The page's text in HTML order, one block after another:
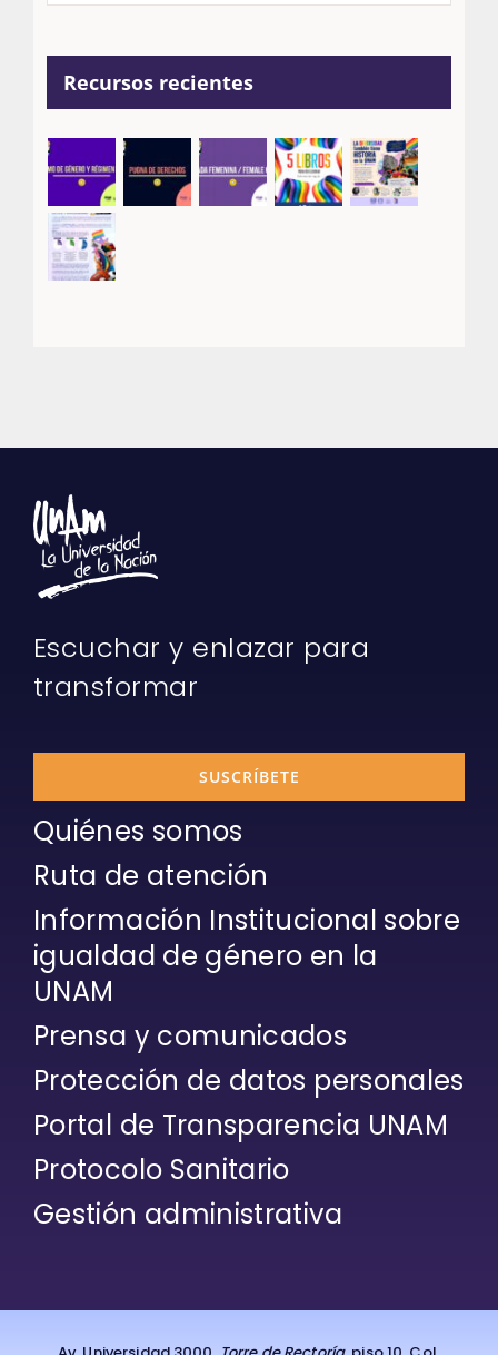
Recursos recientes
Escuchar y enlazar para
transformar
SUSCRÍBETE
Quiénes somos
Ruta de atención
Información Institucional sobre
igualdad de género en la
UNAM
Prensa y comunicados
Protección de datos personales
Portal de Transparencia UNAM
Protocolo Sanitario
Gestión administrativa